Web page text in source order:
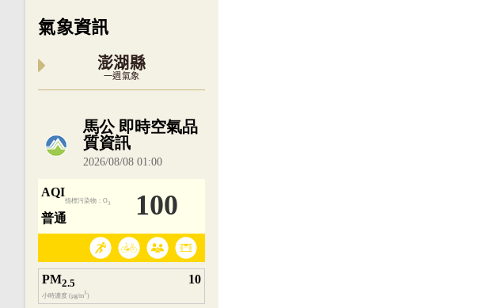
氣象資訊
澎湖縣
一週氣象
內嵌空氣品質小工具為視覺預覽，完整即時空氣品質資料請開啟